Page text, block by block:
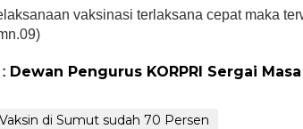
vaksinasi terlaksana cepat maka
Dewan Pengurus KORPRI Sergai
di Sumut sudah 70 Persen